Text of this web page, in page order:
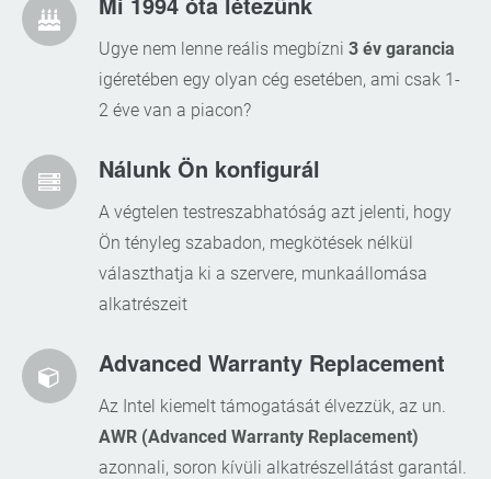
Ugye nem lenne reális megbízni 3 év garancia
igéretében egy olyan cég esetében, ami csak 1-
2 éve van a piacon?
Nálunk Ön konfigurál
A végtelen testreszabhatóság azt jelenti, hogy
Ön tényleg szabadon, megkötések nélkül
választhatja ki a szervere, munkaállomása
alkatrészeit
Advanced Warranty Replacement
Az Intel kiemelt támogatását élvezzük, az un.
AWR (Advanced Warranty Replacement)
azonnali, soron kívüli alkatrészellátást garantál.